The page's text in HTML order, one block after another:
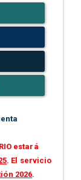
estará
. El servicio
2026.